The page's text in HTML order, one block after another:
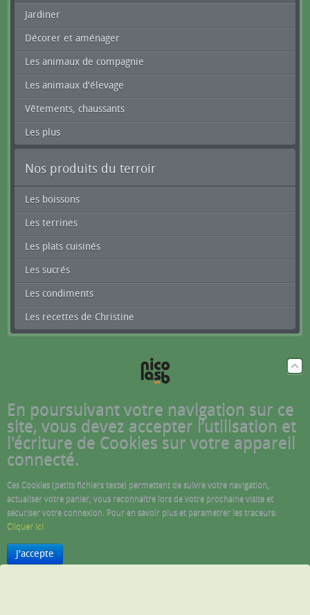
Jardiner
Décorer et aménager
Les animaux de compagnie
Les animaux d'élevage
Vêtements, chaussants
Les plus
Nos produits du terroir
Les boissons
Les terrines
Les plats cuisinés
Les sucrés
Les condiments
Les recettes de Christine
En poursuivant votre navigation sur ce
site, vous devez accepter l’utilisation et
l'écriture de Cookies sur votre appareil
connecté.
Ces Cookies (petits fichiers texte) permettent de suivre votre navigation,
actualiser votre panier, vous reconnaitre lors de votre prochaine visite et
sécuriser votre connexion. Pour en savoir plus et paramétrer les traceurs:
Cliquer ici
J'accepte